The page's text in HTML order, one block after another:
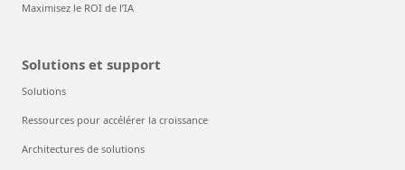
Maximisez le ROI de l’IA
Solutions et support
Solutions
Ressources pour accélérer la croissance
Architectures de solutions